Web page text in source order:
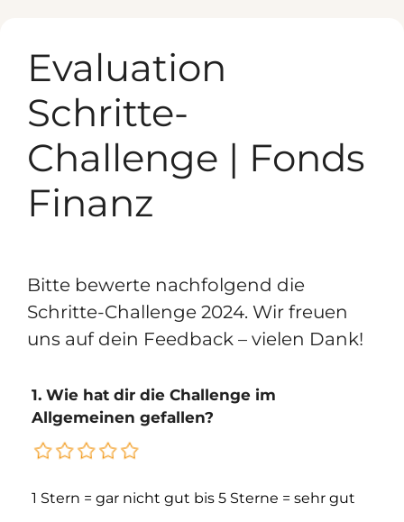
springenEvaluation
Schritte-
Challenge | Fonds
Finanz
Bitte bewerte nachfolgend die
Schritte-Challenge 2024. Wir freuen
uns auf dein Feedback – vielen Dank!
1. Wie hat dir die Challenge im
Allgemeinen gefallen?
1 Stern = gar nicht gut bis 5 Sterne = sehr gut